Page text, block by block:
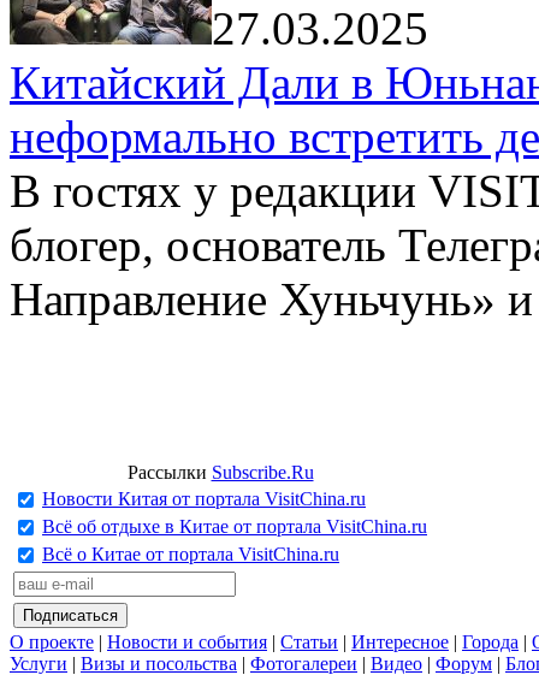
27.03.2025
Китайский Дали в
неформально встретить
В гостях у редакции
блогер, основатель
Направление Хуньчунь»
Рассылки Subscribe.Ru
Новости Китая от портала VisitChina.ru
Всё об отдыхе в Китае от портала VisitChina.ru
Всё о Китае от портала VisitChina.ru
О проекте | Новости и события | Статьи | Интересное | Города |
Услуги | Визы и посольства | Фотогалереи | Видео | Форум |